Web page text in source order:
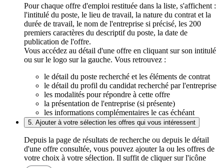
Pour chaque offre d'emploi restituée dans la liste, s'affichent :
l'intitulé du poste, le lieu de travail, la nature du contrat et la
durée de travail, le nom de l'entreprise si précisé, les 200
premiers caractères du descriptif du poste, la date de
publication de l'offre.
Vous accédez au détail d'une offre en cliquant sur son intitulé
ou sur le logo sur la gauche. Vous retrouvez :
le détail du poste recherché et les éléments de contrat
le détail du profil du candidat recherché par l'entreprise
les modalités pour répondre à cette offre
la présentation de l'entreprise (si présente)
les informations complémentaires le cas échéant
5. Ajouter à votre sélection les offres qui vous intéressent
Depuis la page de résultats de recherche ou depuis le détail
d'une offre consultée, vous pouvez ajouter la ou les offres de
votre choix à votre sélection. Il suffit de cliquer sur l'icône